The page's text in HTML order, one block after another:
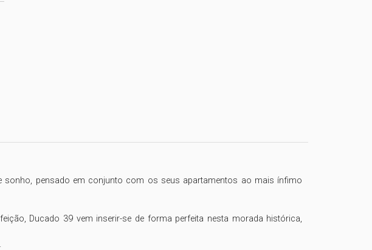
pensado em conjunto com os seus apartamentos ao mais ínfimo
Ducado 39 vem inserir-se de forma perfeita nesta morada histórica,